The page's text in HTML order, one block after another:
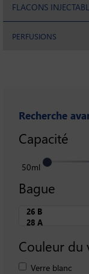
FLACONS
PERFUSIONS
Recherche
50ml
Capacité
Bague
Couleur du
Verre blanc